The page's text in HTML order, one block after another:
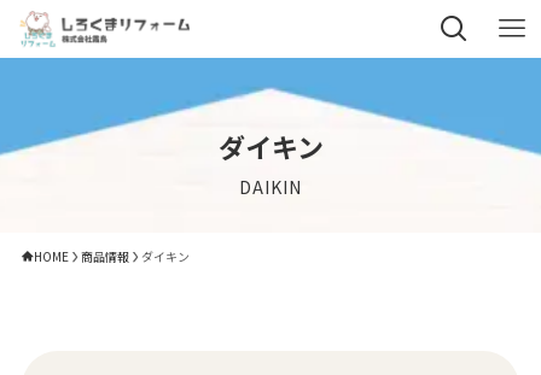
ダイキン
DAIKIN
HOME 商品情報 ダイキン